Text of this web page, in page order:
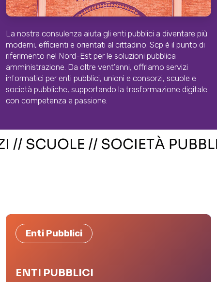
La nostra consulenza aiuta gli enti pubblici a diventare più
moderni, efficienti e orientati al cittadino. Scp è il punto di
riferimento nel Nord-Est per le soluzioni pubblica
amministrazione. Da oltre vent'anni, offriamo servizi
informatici per enti pubblici, unioni e consorzi, scuole e
società pubbliche, supportando la trasformazione digitale
con competenza e passione.
Enti Pubblici
ENTI PUBBLICI